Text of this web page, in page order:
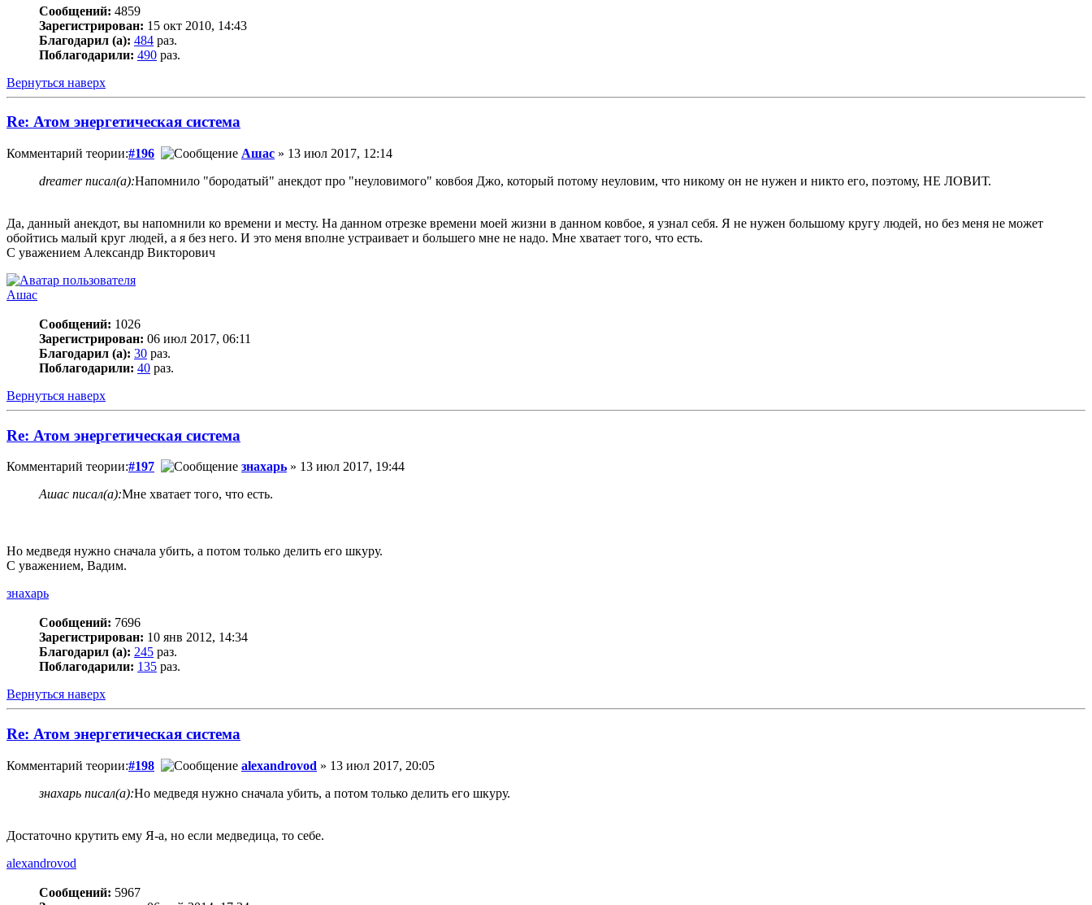
Сообщений: 4859
Зарегистрирован: 15 окт 2010, 14:43
Благодарил (а): 484 раз.
Поблагодарили: 490 раз.
Вернуться наверх
Re: Атом энергетическая система
Комментарий теории:#196 Ашас » 13 июл 2017, 12:14
dreamer писал(а):Напомнило "бородатый" анекдот про "неуловимого" ковбоя Джо, который потому неуловим, что никому он не нужен и никто его, поэтому, НЕ ЛОВИТ.
Да, данный анекдот, вы напомнили ко времени и месту. На данном отрезке времени моей жизни в данном ковбое, я узнал себя. Я не нужен большому кругу людей, но без меня не может
обойтись малый круг людей, а я без него. И это меня вполне устраивает и большего мне не надо. Мне хватает того, что есть.
С уважением Александр Викторович
Ашас
Сообщений: 1026
Зарегистрирован: 06 июл 2017, 06:11
Благодарил (а): 30 раз.
Поблагодарили: 40 раз.
Вернуться наверх
Re: Атом энергетическая система
Комментарий теории:#197 знахарь » 13 июл 2017, 19:44
Ашас писал(а):Мне хватает того, что есть.
Но медведя нужно сначала убить, а потом только делить его шкуру.
С уважением, Вадим.
знахарь
Сообщений: 7696
Зарегистрирован: 10 янв 2012, 14:34
Благодарил (а): 245 раз.
Поблагодарили: 135 раз.
Вернуться наверх
Re: Атом энергетическая система
Комментарий теории:#198 alexandrovod » 13 июл 2017, 20:05
знахарь писал(а):Но медведя нужно сначала убить, а потом только делить его шкуру.
Достаточно крутить ему Я-а, но если медведица, то себе.
alexandrovod
Сообщений: 5967